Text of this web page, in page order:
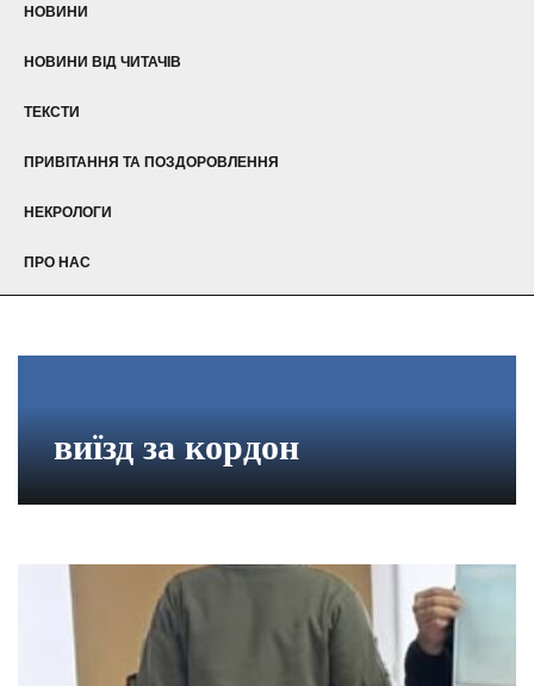
НОВИНИ
НОВИНИ ВІД ЧИТАЧІВ
ТЕКСТИ
ПРИВІТАННЯ ТА ПОЗДОРОВЛЕННЯ
НЕКРОЛОГИ
ПРО НАС
виїзд за кордон